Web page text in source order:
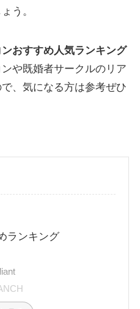
う。
ンおすすめ人気ランキング
や既婚者サークルのリア
、気になる方は参考ぜひ
ランキング